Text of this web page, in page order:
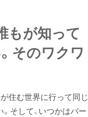
もが知って
そのワクワ
住む世界に行って同じ
そして、いつかはバー